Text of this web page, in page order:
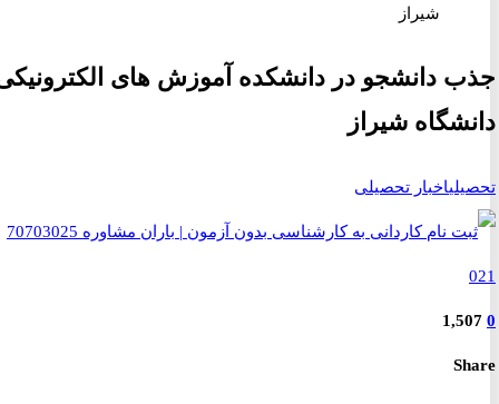
شیراز
دانشجو در دانشکده آموزش های الکترونیکی
شیراز
اخبار تحصیلی